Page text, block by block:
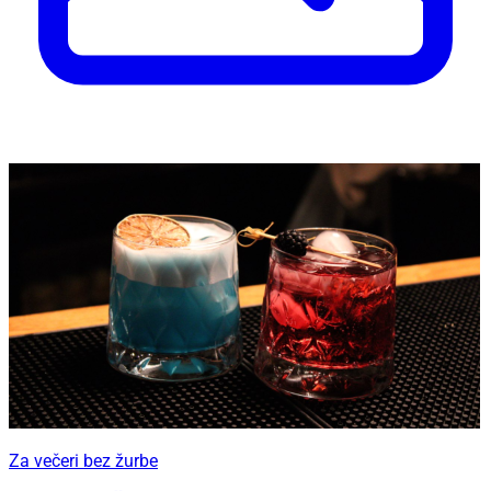
Za večeri bez žurbe